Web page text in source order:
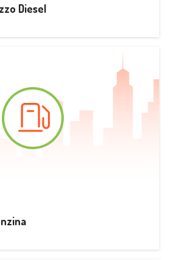
Diesel